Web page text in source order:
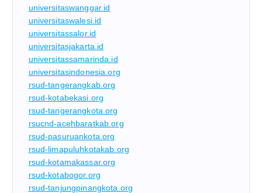
universitaswanggar.id
universitaswalesi.id
universitassalor.id
universitasjakarta.id
universitassamarinda.id
universitasindonesia.org
rsud-tangerangkab.org
rsud-kotabekasi.org
rsud-tangerangkota.org
rsucnd-acehbaratkab.org
rsud-pasuruankota.org
rsud-limapuluhkotakab.org
rsud-kotamakassar.org
rsud-kotabogor.org
rsud-tanjungpinangkota.org